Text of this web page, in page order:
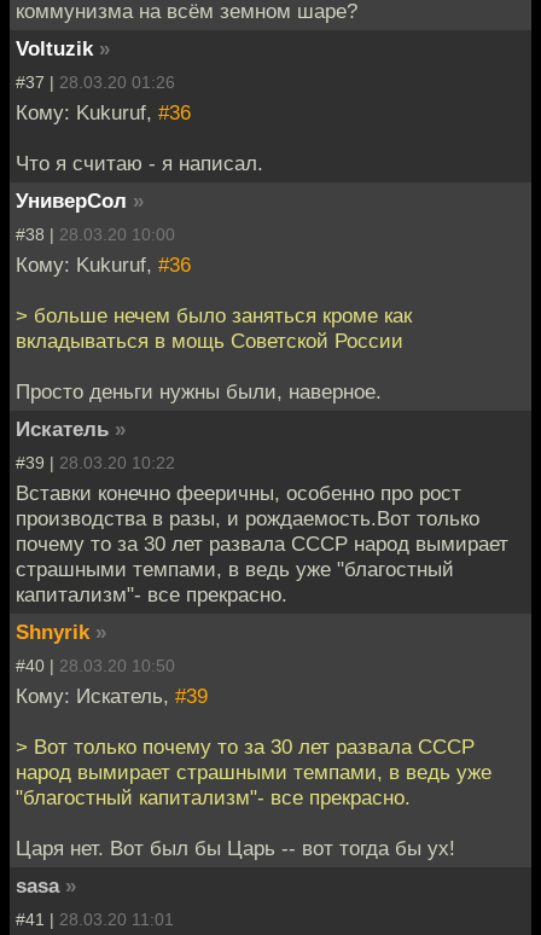
коммунизма на всём земном шаре?
Voltuzik »
#37 | 28.03.20 01:26
Кому: Kukuruf, #36
Что я считаю - я написал.
УниверСол »
#38 | 28.03.20 10:00
Кому: Kukuruf, #36
> больше нечем было заняться кроме как
вкладываться в мощь Советской России
Просто деньги нужны были, наверное.
Искатель »
#39 | 28.03.20 10:22
Вставки конечно фееричны, особенно про рост
производства в разы, и рождаемость.Вот только
почему то за 30 лет развала СССР народ вымирает
страшными темпами, в ведь уже "благостный
капитализм"- все прекрасно.
Shnyrik »
#40 | 28.03.20 10:50
Кому: Искатель, #39
> Вот только почему то за 30 лет развала СССР
народ вымирает страшными темпами, в ведь уже
"благостный капитализм"- все прекрасно.
Царя нет. Вот был бы Царь -- вот тогда бы ух!
sasa »
#41 | 28.03.20 11:01